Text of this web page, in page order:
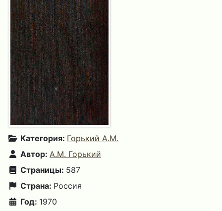
Категория: Горький А.М.
Автор: А.М. Горький
Страницы: 587
Страна: Россия
Год: 1970